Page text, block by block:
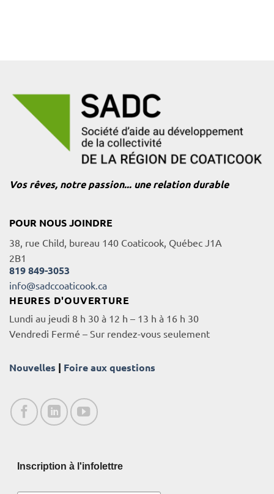
Vos rêves, notre passion... une relation durable
POUR NOUS JOINDRE
38, rue Child, bureau 140 Coaticook, Québec J1A
2B1
819 849-3053
info@sadccoaticook.ca
HEURES D'OUVERTURE
Lundi au jeudi 8 h 30 à 12 h – 13 h à 16 h 30
Vendredi Fermé – Sur rendez-vous seulement
Nouvelles | Foire aux questions
Inscription à l'infolettre